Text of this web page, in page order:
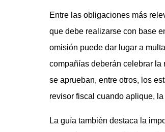
Entre las obligaciones más
que debe realizarse con base
omisión puede dar lugar a
compañías deberán celebrar la
se aprueban, entre otros, los
revisor fiscal cuando aplique,
La guía también destaca la